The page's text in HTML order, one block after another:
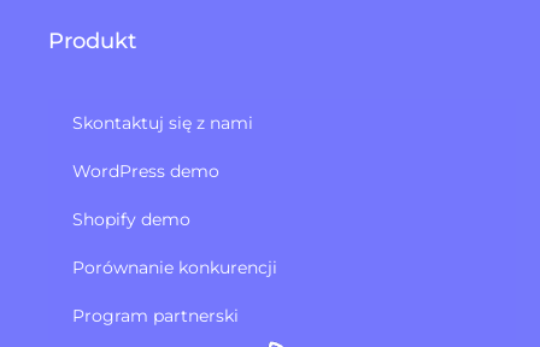
Produkt
Skontaktuj się z nami
WordPress demo
Shopify demo
Porównanie konkurencji
Program partnerski